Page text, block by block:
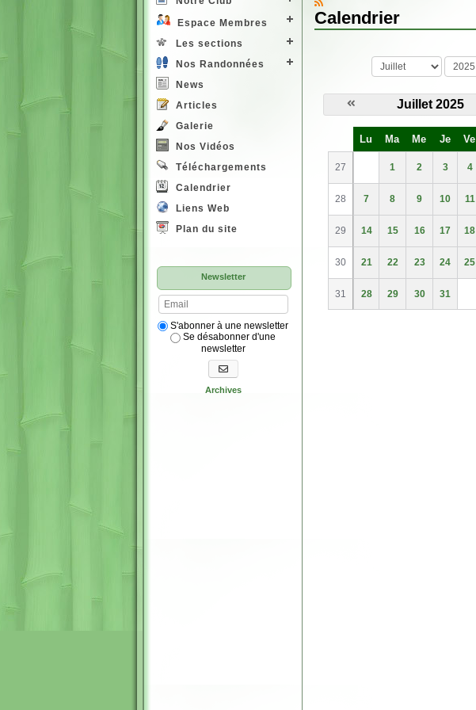
Espace Membres
Les sections
Nos Randonnées
News
Articles
Galerie
Nos Vidéos
Téléchargements
Calendrier
Liens Web
Plan du site
Newsletter
S'abonner à une newsletter
Se désabonner d'une
newsletter
S'abonner aux newsletters
Archives
Calendrier
mois année
Juillet 2025
Lu Ma Me Je Ve
27 1 2 3 4
28 7 8 9 10 11
29 14 15 16 17 18
30 21 22 23 24 25
31 28 29 30 31